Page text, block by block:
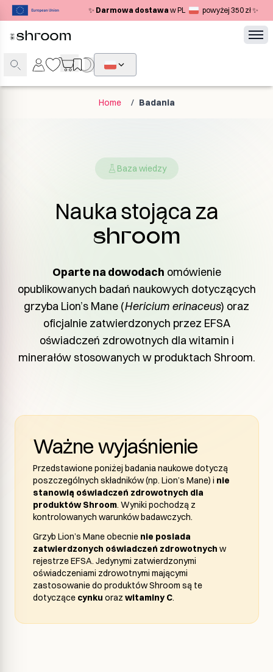
✨ Darmowa dostawaw PL powyżej 350 zł ✨
Home / Badania
Baza wiedzy
Nauka stojąca za
shroom
Oparte na dowodach omówienie
opublikowanych badań naukowych dotyczących
grzyba Lion’s Mane (Hericium erinaceus) oraz
oficjalnie zatwierdzonych przez EFSA
oświadczeń zdrowotnych dla witamin i
minerałów stosowanych w produktach Shroom.
Ważne wyjaśnienie
Przedstawione poniżej badania naukowe dotyczą
poszczególnych składników (np. Lion’s Mane) i nie
stanowią oświadczeń zdrowotnych dla
produktów Shroom. Wyniki pochodzą z
kontrolowanych warunków badawczych.
Grzyb Lion’s Mane obecnie nie posiada
zatwierdzonych oświadczeń zdrowotnych w
rejestrze EFSA. Jedynymi zatwierdzonymi
oświadczeniami zdrowotnymi mającymi
zastosowanie do produktów Shroom są te
dotyczące cynku oraz witaminy C.